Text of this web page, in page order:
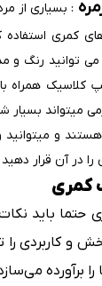
: بسیاری از
کمری
توانید رنگ و
کلاسیک همراه
میتواند بسیار
و میتوانید
در آن قرار
کمری
حتما باید
و کاربردی را
برآورده